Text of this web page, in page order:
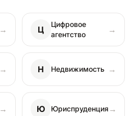
→ Ц
Цифровое
агентство
→
→ Н Недвижимость →
→ Ю Юриспруденция →